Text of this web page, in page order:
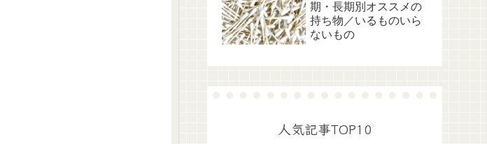
期・長期別オススメの
持ち物／いるものいら
ないもの
人気記事TOP10